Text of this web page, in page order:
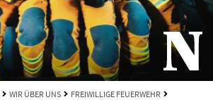
WIR ÜBER UNS
FREIWILLIGE FEUERWEHR